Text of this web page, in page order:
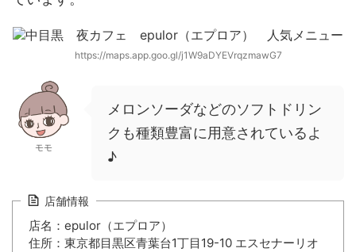
https://maps.app.goo.gl/j1W9aDYEVrqzmawG7
モモ
メロンソーダなどのソフトドリン
クも種類豊富に用意されているよ
♪
店舗情報
店名：epulor（エプロア）
住所：東京都目黒区青葉台1丁目19-10 エスセナーリオ